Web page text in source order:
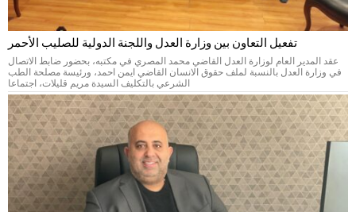
تفعيل التعاون بين وزارة العدل واللجنة الدولية للصليب الأحمر
عقد المدير العام لوزارة العدل القاضي محمد المصري في مكتبه، بحضور ضابط الاتصال
في وزارة العدل بالنسبة لملف حقوق الانسان القاضي ايمن احمد، ورئيسة مصلحة الطب
الشرعي بالتكليف السيدة مريم قليلات، اجتماعا